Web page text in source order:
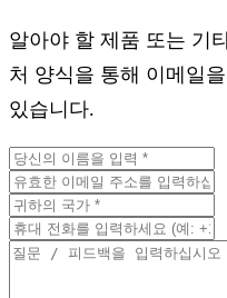
알아야 할 제품 또는 기
처 양식을 통해 이메일
있습니다.